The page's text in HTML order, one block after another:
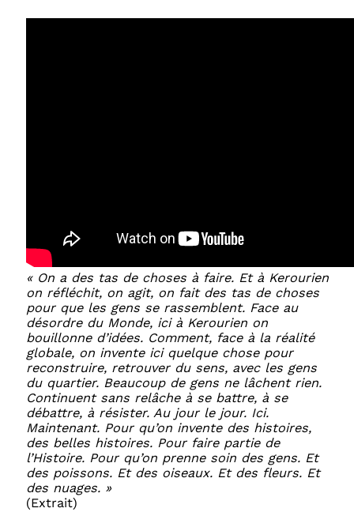
« On a des tas de choses à faire. Et à Kerourien
on réfléchit, on agit, on fait des tas de choses
pour que les gens se rassemblent. Face au
désordre du Monde, ici à Kerourien on
bouillonne d’idées. Comment, face à la réalité
globale, on invente ici quelque chose pour
reconstruire, retrouver du sens, avec les gens
du quartier. Beaucoup de gens ne lâchent rien.
Continuent sans relâche à se battre, à se
débattre, à résister. Au jour le jour. Ici.
Maintenant. Pour qu’on invente des histoires,
des belles histoires. Pour faire partie de
l’Histoire. Pour qu’on prenne soin des gens. Et
des poissons. Et des oiseaux. Et des fleurs. Et
des nuages. »
(Extrait)